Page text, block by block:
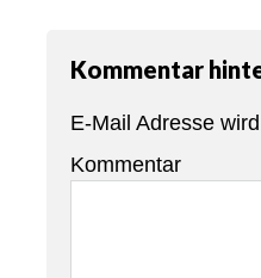
Kommentar
E-Mail Adresse
Kommentar